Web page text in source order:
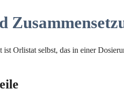
Orlistat selbst, das in einer